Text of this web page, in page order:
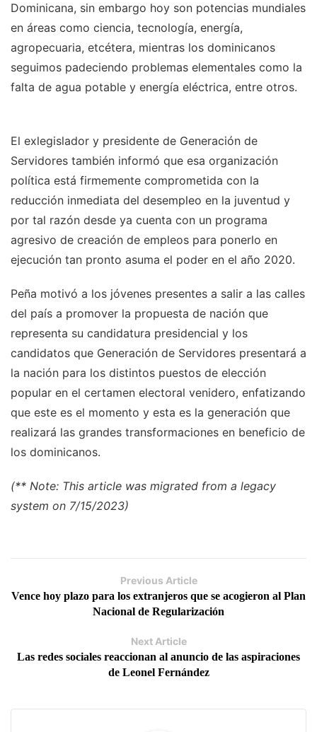
Dominicana, sin embargo hoy son potencias mundiales
en áreas como ciencia, tecnología, energía,
agropecuaria, etcétera, mientras los dominicanos
seguimos padeciendo problemas elementales como la
falta de agua potable y energía eléctrica, entre otros.
El exlegislador y presidente de Generación de
Servidores también informó que esa organización
política está firmemente comprometida con la
reducción inmediata del desempleo en la juventud y
por tal razón desde ya cuenta con un programa
agresivo de creación de empleos para ponerlo en
ejecución tan pronto asuma el poder en el año 2020.
Peña motivó a los jóvenes presentes a salir a las calles
del país a promover la propuesta de nación que
representa su candidatura presidencial y los
candidatos que Generación de Servidores presentará a
la nación para los distintos puestos de elección
popular en el certamen electoral venidero, enfatizando
que este es el momento y esta es la generación que
realizará las grandes transformaciones en beneficio de
los dominicanos.
(** Note: This article was migrated from a legacy
system on 7/15/2023)
Previous Article
Vence hoy plazo para los extranjeros que se acogieron al Plan
Nacional de Regularización
Next Article
Las redes sociales reaccionan al anuncio de las aspiraciones
de Leonel Fernández